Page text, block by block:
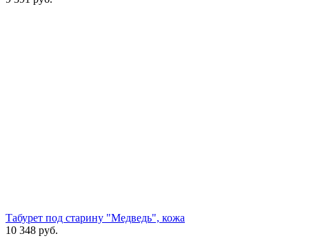
Табурет под старину "Медведь", кожа
10 348 руб.